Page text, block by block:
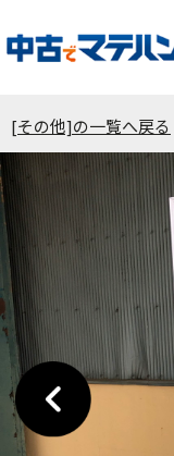
[その他]の一覧へ戻る